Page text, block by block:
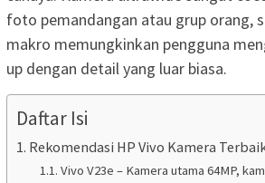
foto pemandangan atau grup orang,
makro memungkinkan pengguna
up dengan detail yang luar biasa.
Daftar Isi
Rekomendasi HP Vivo Kamera
Vivo V23e – Kamera utama 64MP,